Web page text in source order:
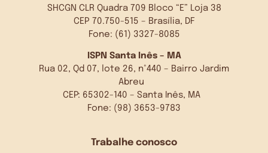
SHCGN CLR Quadra 709 Bloco “E” Loja 38
CEP 70.750-515 – Brasília, DF
Fone: (61) 3327-8085
ISPN Santa Inês – MA
Rua 02, Qd 07, lote 26, n°440 – Bairro Jardim
Abreu
CEP: 65302-140 – Santa Inês, MA
Fone: (98) 3653-9783
Trabalhe conosco